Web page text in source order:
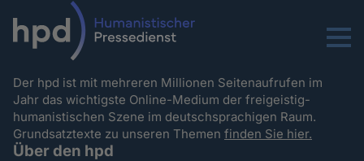
Menu
Der hpd ist mit mehreren Millionen Seitenaufrufen im
Jahr das wichtigste Online-Medium der freigeistig-
humanistischen Szene im deutschsprachigen Raum.
Grundsatztexte zu unseren Themenfinden Sie hier.
Über den hpd